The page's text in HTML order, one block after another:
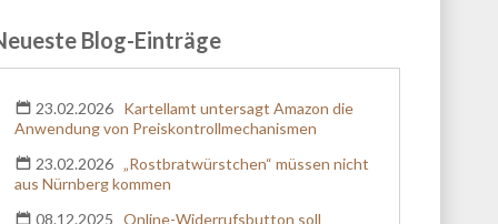
Blog-Einträge
23.02.2026 Kartellamt untersagt Amazon die
Anwendung von Preiskontrollmechanismen
23.02.2026 „Rostbratwürstchen“ müssen nicht
aus Nürnberg kommen
08.12.2025 Online-Widerrufsbutton soll